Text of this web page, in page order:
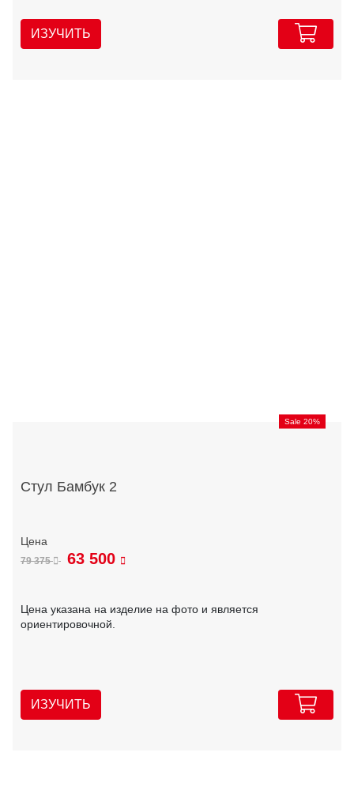
ИЗУЧИТЬ
Sale 20%
Стул Бамбук 2
79 375 63 500
Цена указана на изделие на фото и является
ориентировочной.
ИЗУЧИТЬ